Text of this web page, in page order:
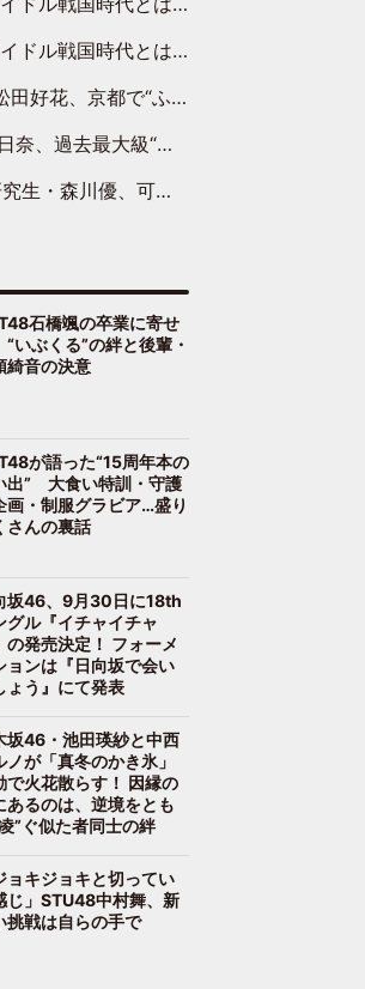
か×安本彩花「TIFで10年ぶりのキョンシーメイクをしたら、場を完全に引かせてしまって。時代が変わったんだなって」
しご！ “母”黒谷友香に見送られ、“父”松岡昌宏とはハシゴ酒
“大人の色気”あふれる入浴姿披露
、可愛さもある大人の女性に
石橋颯の卒業に寄せ
いぶくる”の絆と後輩・
綺音の決意
が語った“15周年本の
出” 大食い特訓・守護
画・制服グラビア…盛り
さんの裏話
坂46、9月30日に18th
グル『イチャイチャ
の発売決定！ フォーメ
ョンは『日向坂で会い
ょう』にて発表
坂46・池田瑛紗と中西
ノが「真冬のかき氷」
で火花散らす！ 因縁の
あるのは、逆境をとも
”ぐ似た者同士の絆
ョキジョキと切ってい
じ」STU48中村舞、新
挑戦は自らの手で